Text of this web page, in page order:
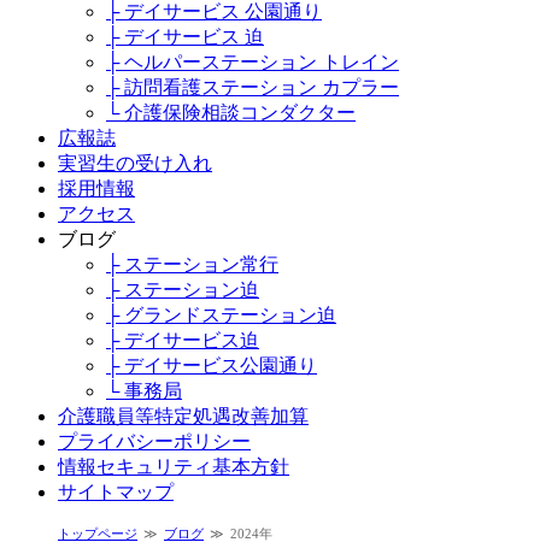
├ デイサービス 公園通り
├ デイサービス 迫
├ ヘルパーステーション トレイン
├ 訪問看護ステーション カプラー
└ 介護保険相談コンダクター
広報誌
実習生の受け入れ
採用情報
アクセス
ブログ
├ ステーション常行
├ ステーション迫
├ グランドステーション迫
├ デイサービス迫
├ デイサービス公園通り
└ 事務局
介護職員等特定処遇改善加算
プライバシーポリシー
情報セキュリティ基本方針
サイトマップ
トップページ ブログ 2024年